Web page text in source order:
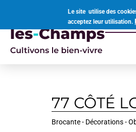
Le site utilise des
acceptez leur utilisation.
principal
principale
Votre
77 CÔTÉ
Brocante - Décorations -